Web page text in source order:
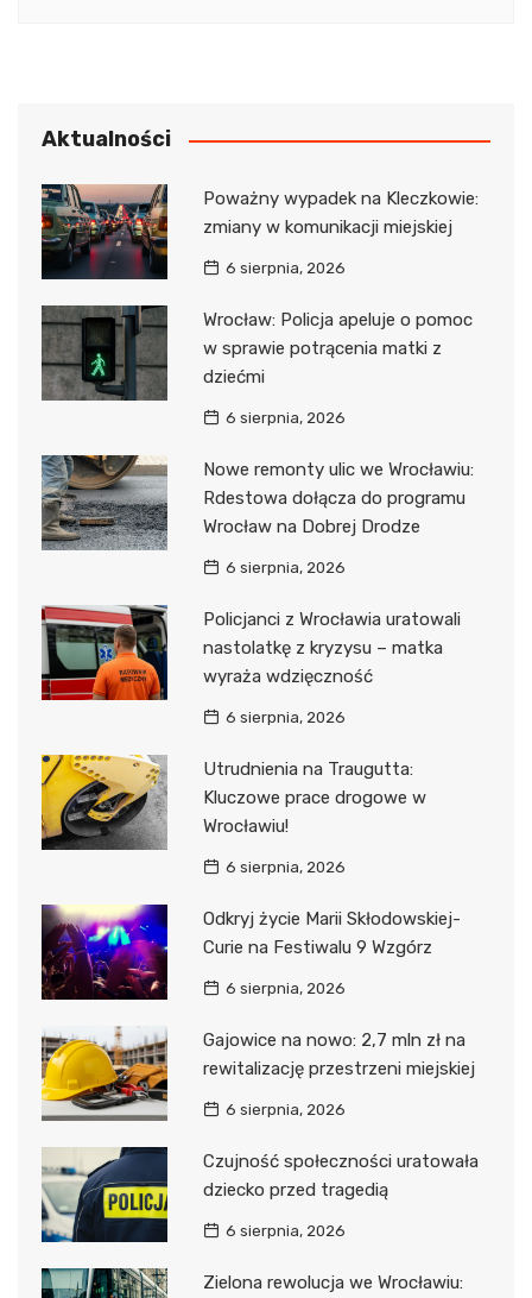
Aktualności
Poważny wypadek na Kleczkowie:
zmiany w komunikacji miejskiej
6 sierpnia, 2026
Wrocław: Policja apeluje o pomoc
w sprawie potrącenia matki z
dziećmi
6 sierpnia, 2026
Nowe remonty ulic we Wrocławiu:
Rdestowa dołącza do programu
Wrocław na Dobrej Drodze
6 sierpnia, 2026
Policjanci z Wrocławia uratowali
nastolatkę z kryzysu – matka
wyraża wdzięczność
6 sierpnia, 2026
Utrudnienia na Traugutta:
Kluczowe prace drogowe w
Wrocławiu!
6 sierpnia, 2026
Odkryj życie Marii Skłodowskiej-
Curie na Festiwalu 9 Wzgórz
6 sierpnia, 2026
Gajowice na nowo: 2,7 mln zł na
rewitalizację przestrzeni miejskiej
6 sierpnia, 2026
Czujność społeczności uratowała
dziecko przed tragedią
6 sierpnia, 2026
Zielona rewolucja we Wrocławiu: